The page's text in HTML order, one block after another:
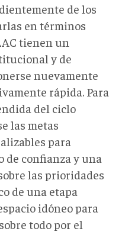
de los
en términos
tienen un
y de
nuevamente
rápida. Para
del ciclo
las metas
para
confianza y una
las prioridades
de una etapa
idóneo para
todo por el